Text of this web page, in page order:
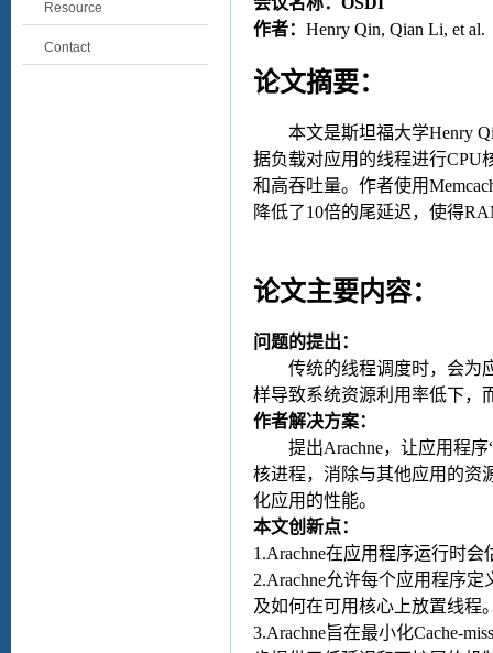
Resource
Contact
作者： Henry Qin, Qian Li, et al.
论文摘要：
本文是斯坦福大学Henry
据负载对应用的线程进行CPU
和高吞吐量。作者使用
降低了10倍的尾延迟，使得
论文主要内容：
问题的提出：
传统的线程调度时，会为
样导致系统资源利用率低下，
作者解决方案：
提出Arachne，让应用程
核进程，消除与其他应用的资
化应用的性能。
本文创新点：
1.Arachne在应用程序运行时会
2.Arachne允许每个应用程序定
及如何在可用核心上放置线程
3.Arachne旨在最小化Cache-miss